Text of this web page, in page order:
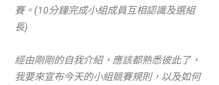
賽。(10分鐘完成小組成員互相認識及選組
長)
經由剛剛的自我介紹，應該都熟悉彼此了，
我要來宣布今天的小組競賽規則，以及如何